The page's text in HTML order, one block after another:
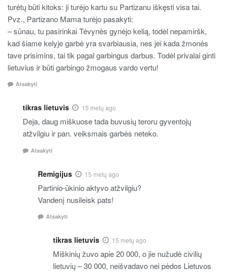
turėtų būti kitoks: ji turėjo kartu su Partizanu iškęsti visa tai.
Pvz., Partizano Mama turėjo pasakyti:
– sūnau, tu pasirinkai Tėvynės gynėjo kelią, todėl nepamiršk,
kad šiame kelyje garbė yra svarbiausia, nes jei kada žmonės
tave prisimins, tai tik pagal garbingus darbus. Todėl privalai ginti
lietuvius ir būti garbingo žmogaus vardo vertu!
Atsakyti
tikras lietuvis 15 metų ago
Deja, daug miškuose tada buvusių teroru gyventojų
atžvilgiu ir pan. veiksmais garbės neteko.
Atsakyti
Remigijus 15 metų ago
Partinio-ūkinio aktyvo atžvilgiu?
Vandenį nusileisk pats!
Atsakyti
tikras lietuvis 15 metų ago
Miškinių žuvo apie 20 000, o jie nužudė civilių
lietuvių – 30 000, neišvadavo nei pėdos Lietuvos